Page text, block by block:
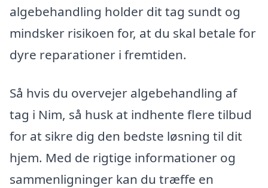
algebehandling holder dit tag sundt og
mindsker risikoen for, at du skal betale for
dyre reparationer i fremtiden.
Så hvis du overvejer algebehandling af
tag i Nim, så husk at indhente flere tilbud
for at sikre dig den bedste løsning til dit
hjem. Med de rigtige informationer og
sammenligninger kan du træffe en